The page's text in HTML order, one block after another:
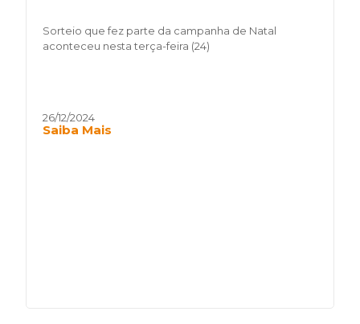
Sorteio que fez parte da campanha de Natal
aconteceu nesta terça-feira (24)
26/12/2024
Saiba Mais